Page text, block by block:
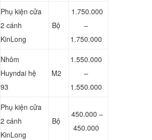
Phụ kiện cửa
2 cánh
KinLong
Bộ
1.750.000
–
1.750.000
Nhôm
Huyndai hệ
93
M2
1.550.000
–
1.550.000
Phụ kiện cửa
2 cánh
KinLong
Bộ
450.000 –
450.000